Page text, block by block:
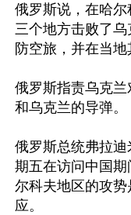
俄罗斯说，在哈
三个地方击败了
防空旅，并在当地
俄罗斯指责乌克
和乌克兰的导弹。
俄罗斯总统弗拉
期五在访问中国
尔科夫地区的攻
应。